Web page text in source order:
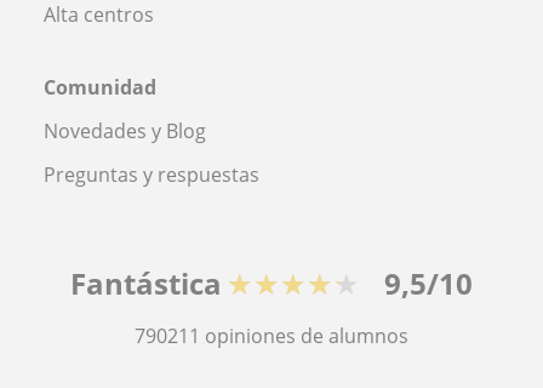
Alta centros
Comunidad
Novedades y Blog
Preguntas y respuestas
Fantástica ★★★★★ 9,5/10
790211 opiniones de alumnos